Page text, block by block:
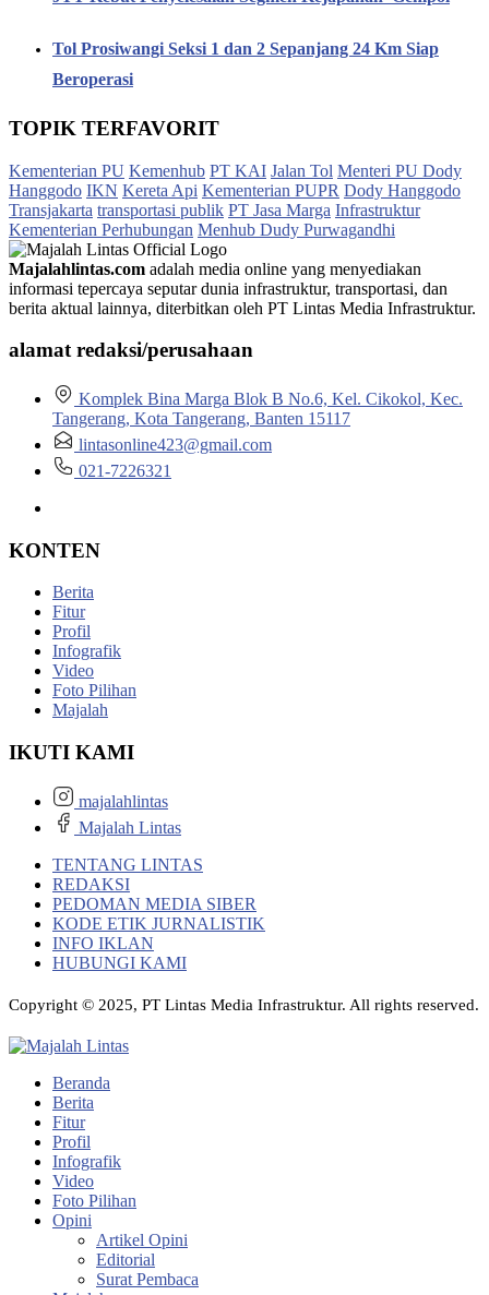
Tol Prosiwangi Seksi 1 dan 2 Sepanjang 24 Km Siap
Beroperasi
TOPIK TERFAVORIT
Kementerian PU Kemenhub PT KAI Jalan Tol Menteri PU Dody
Hanggodo IKN Kereta Api Kementerian PUPR Dody Hanggodo
Transjakarta transportasi publik PT Jasa Marga Infrastruktur
Kementerian Perhubungan Menhub Dudy Purwagandhi
Majalahlintas.com adalah media online yang menyediakan
informasi tepercaya seputar dunia infrastruktur, transportasi, dan
berita aktual lainnya, diterbitkan oleh PT Lintas Media Infrastruktur.
alamat redaksi/perusahaan
Komplek Bina Marga Blok B No.6, Kel. Cikokol, Kec.
Tangerang, Kota Tangerang, Banten 15117
lintasonline423@gmail.com
021-7226321
KONTEN
Berita
Fitur
Profil
Infografik
Video
Foto Pilihan
Majalah
IKUTI KAMI
majalahlintas
Majalah Lintas
TENTANG LINTAS
REDAKSI
PEDOMAN MEDIA SIBER
KODE ETIK JURNALISTIK
INFO IKLAN
HUBUNGI KAMI
Copyright © 2025, PT Lintas Media Infrastruktur. All rights reserved.
Beranda
Berita
Fitur
Profil
Infografik
Video
Foto Pilihan
Opini
Artikel Opini
Editorial
Surat Pembaca